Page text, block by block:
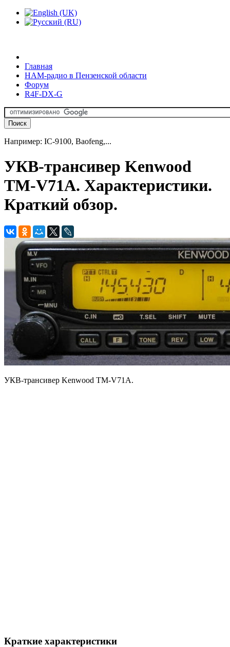
Главная
HAM-радио в Пензенской области
Форум
R4F-DX-G
Например: IC-9100, Baofeng,...
УКВ-трансивер Kenwood
TM-V71A. Характеристики.
Краткий обзор.
УКВ-трансивер Kenwood TM-V71A.
Краткие характеристики